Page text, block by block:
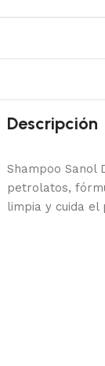
Descripción
Shampoo Sanol
petrolatos,
limpia y cuida el